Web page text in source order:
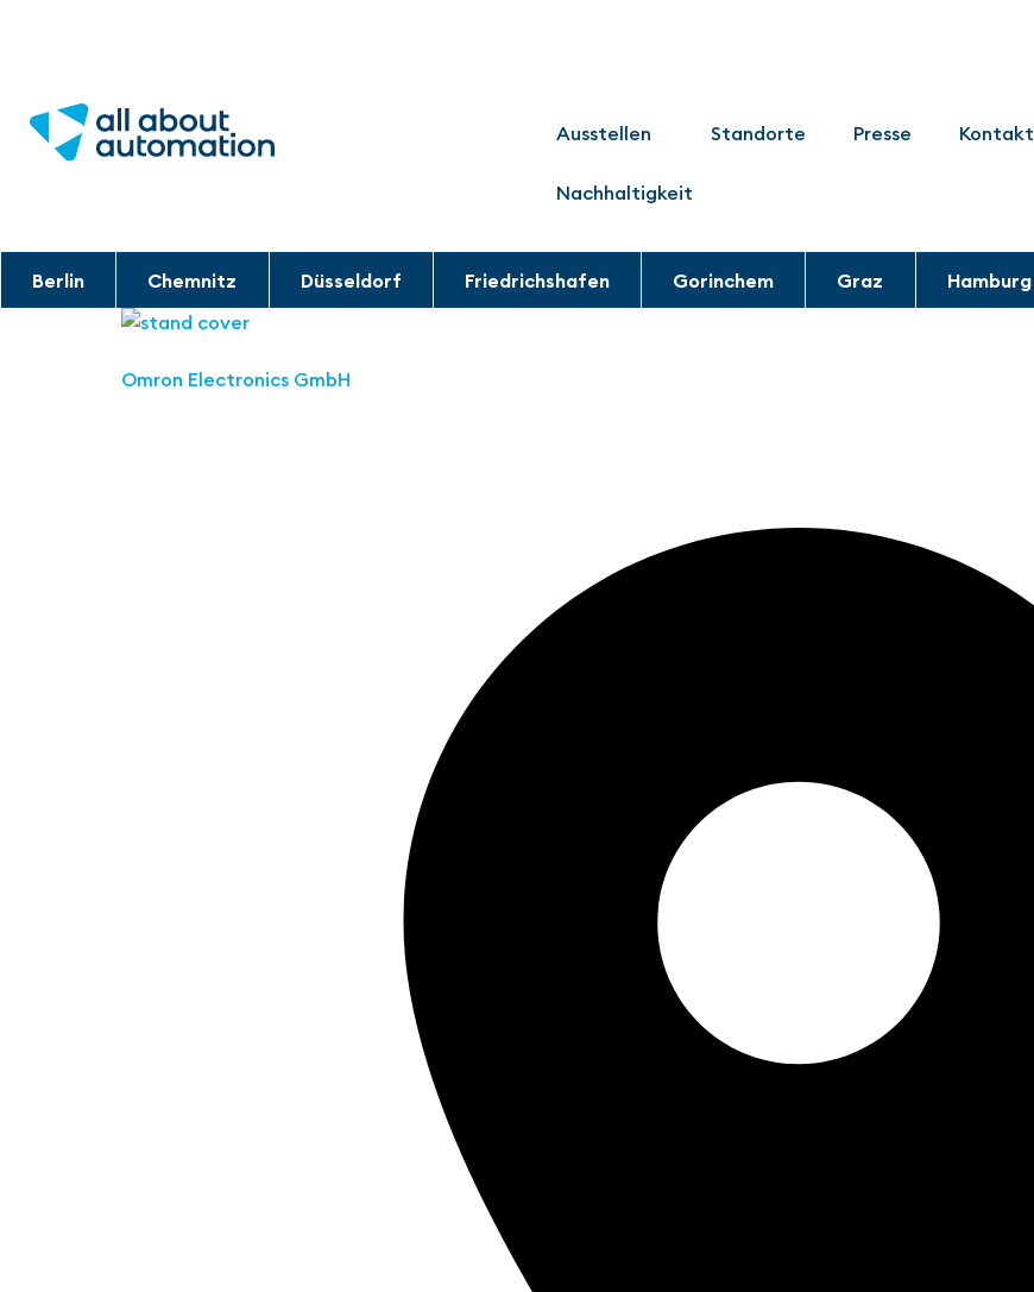
Ausstellen Standorte Presse Kontakt
Nachhaltigkeit
Berlin Chemnitz Düsseldorf Friedrichshafen Gorinchem Graz Hamburg
Omron Electronics GmbH